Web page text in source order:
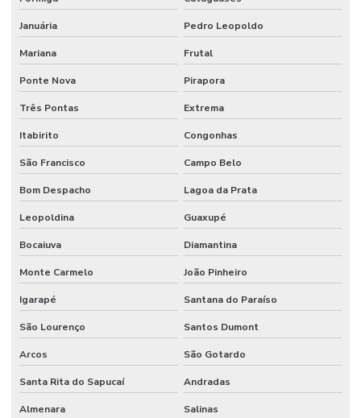
Januária Pedro Leopoldo
Mariana Frutal
Ponte Nova Pirapora
Três Pontas Extrema
Itabirito Congonhas
São Francisco Campo Belo
Bom Despacho Lagoa da Prata
Leopoldina Guaxupé
Bocaiuva Diamantina
Monte Carmelo João Pinheiro
Igarapé Santana do Paraíso
São Lourenço Santos Dumont
Arcos São Gotardo
Santa Rita do Sapucaí Andradas
Almenara Salinas